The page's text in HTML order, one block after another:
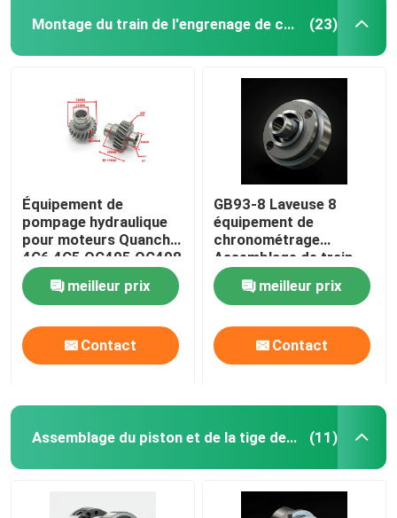
Montage du train de l'engrenage de chronométrage (23)
Équipement de
pompage hydraulique
pour moteurs Quanchai
4C6 4C5 QC495 QC498
meilleur prix
Contact
GB93-8 Laveuse 8
équipement de
chronométrage
Assemblage de train
Xinchai chariot
élévateurmeilleur prix
Contact
Assemblage du piston et de la tige de connexion (11)